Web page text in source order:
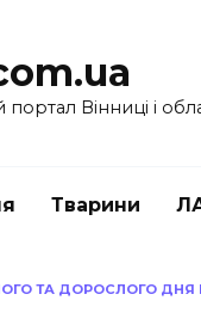
Вінниці і
Тварини
ТА ДОРОСЛОГО